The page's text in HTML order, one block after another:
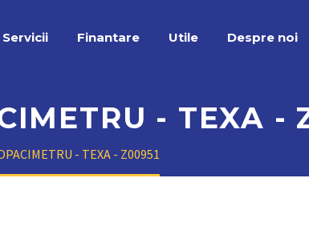
Servicii Finantare Utile Despre noi
- TEXA -
- TEXA - Z00951